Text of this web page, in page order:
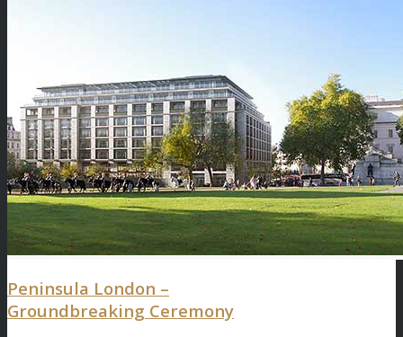
Peninsula London –
Groundbreaking Ceremony